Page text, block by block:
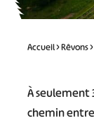
Accueil>Rêvons>
À seulement
chemin